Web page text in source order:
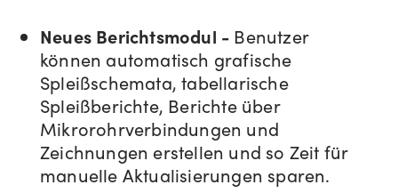
Neues Berichtsmodul - Benutzer
können automatisch grafische
Spleißschemata, tabellarische
Spleißberichte, Berichte über
Mikrorohrverbindungen und
Zeichnungen erstellen und so Zeit für
manuelle Aktualisierungen sparen.